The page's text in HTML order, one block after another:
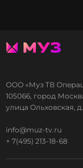
ООО «Муз ТВ
105066, город
улица Ольховская,
info@muz-tv.ru
+ 7(495) 213-18-68